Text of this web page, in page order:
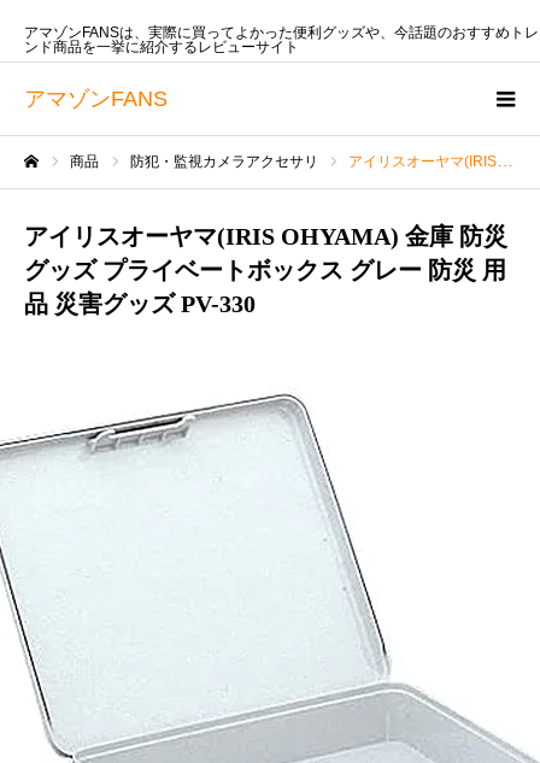
アマゾンFANS
アマゾンFANSは、実際に買ってよかった便利グッズや、今話題のおすすめトレ
ンド商品を一挙に紹介するレビューサイト
商品 防犯・監視カメラアクセサリ アイリスオーヤマ(IRIS OHYAMA) 金庫 防災グッズ プライベートボックス グレー 防災 用品 災害グッズ PV-330
アイリスオーヤマ(IRIS OHYAMA) 金庫 防災
グッズ プライベートボックス グレー 防災 用
品 災害グッズ PV-330